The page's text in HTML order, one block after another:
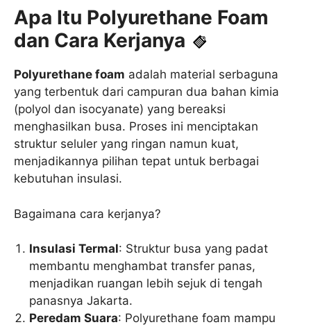
Apa Itu Polyurethane Foam
dan Cara Kerjanya
Polyurethane foam adalah material serbaguna
yang terbentuk dari campuran dua bahan kimia
(polyol dan isocyanate) yang bereaksi
menghasilkan busa. Proses ini menciptakan
struktur seluler yang ringan namun kuat,
menjadikannya pilihan tepat untuk berbagai
kebutuhan insulasi.
Bagaimana cara kerjanya?
Insulasi Termal: Struktur busa yang padat
membantu menghambat transfer panas,
menjadikan ruangan lebih sejuk di tengah
panasnya Jakarta.
Peredam Suara: Polyurethane foam mampu